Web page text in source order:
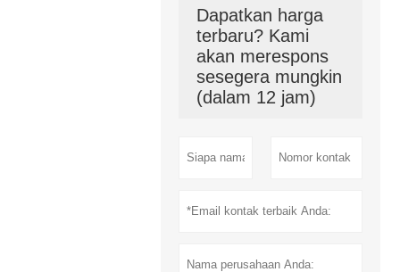
Dapatkan harga
terbaru? Kami
akan merespons
sesegera mungkin
(dalam 12 jam)